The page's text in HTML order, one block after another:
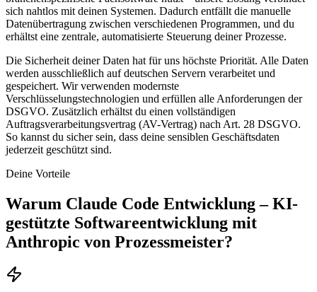
sich nahtlos mit deinen Systemen. Dadurch entfällt die manuelle
Datenübertragung zwischen verschiedenen Programmen, und du
erhältst eine zentrale, automatisierte Steuerung deiner Prozesse.
Die Sicherheit deiner Daten hat für uns höchste Priorität. Alle Daten
werden ausschließlich auf deutschen Servern verarbeitet und
gespeichert. Wir verwenden modernste
Verschlüsselungstechnologien und erfüllen alle Anforderungen der
DSGVO. Zusätzlich erhältst du einen vollständigen
Auftragsverarbeitungsvertrag (AV-Vertrag) nach Art. 28 DSGVO.
So kannst du sicher sein, dass deine sensiblen Geschäftsdaten
jederzeit geschützt sind.
Deine Vorteile
Warum Claude Code Entwicklung – KI-
gestützte Softwareentwicklung mit
Anthropic von Prozessmeister?